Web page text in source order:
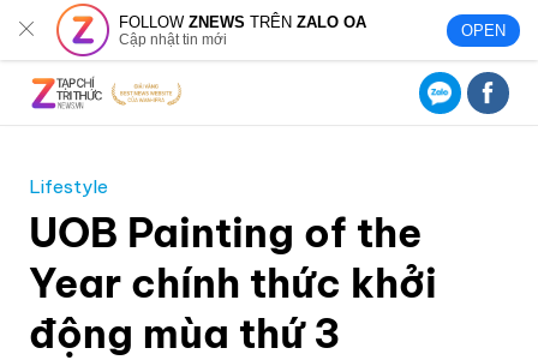
FOLLOWZNEWS TRÊNZALO OA
Cập nhật tin mới OPEN
Lifestyle
UOB Painting of the
Year chính thức khởi
động mùa thứ 3